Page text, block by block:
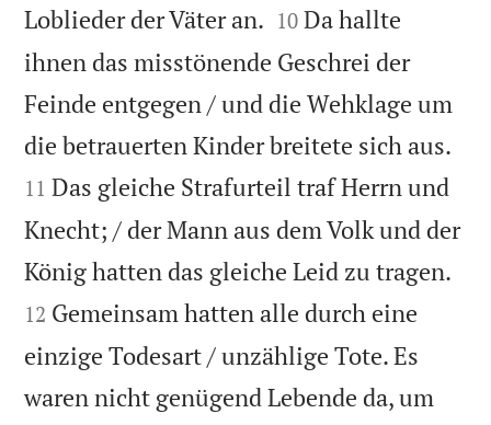
Loblieder der Väter an. 

10 Da hallte
ihnen das misstönende Geschrei der
Feinde entgegen / und die Wehklage um
die betrauerten Kinder breitete sich aus.
11 Das gleiche Strafurteil traf Herrn und
Knecht; / der Mann aus dem Volk und der
König hatten das gleiche Leid zu tragen.
12 Gemeinsam hatten alle durch eine
einzige Todesart / unzählige Tote. Es
waren nicht genügend Lebende da, um